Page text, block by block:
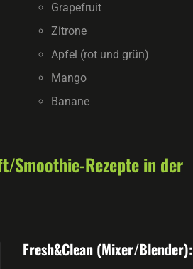
Grapefruit
Zitrone
Apfel (rot und grün)
Mango
Banane
Smoothie-Rezepte in der
Fresh&Clean (Mixer/Blender):